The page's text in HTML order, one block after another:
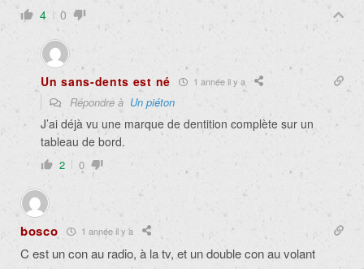
4 0
Un sans-dents est né 1 année il y a
Répondre à Un piéton
J’ai déjà vu une marque de dentition complète sur un
tableau de bord.
2 0
bosco 1 année il y a
C est un con au radio, à la tv, et un double con au volant